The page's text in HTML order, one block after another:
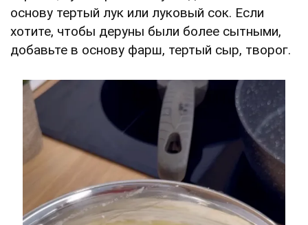
основу тертый лук или луковый сок. Если
хотите, чтобы деруны были более сытными,
добавьте в основу фарш, тертый сыр, творог.